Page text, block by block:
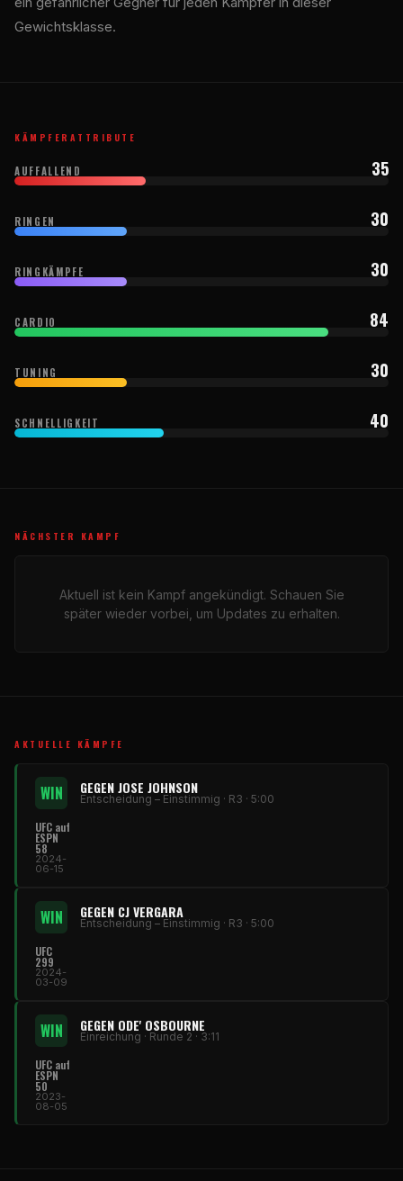
Gewichtsklasse.
KÄMPFERATTRIBUTE
AUFFALLEND 35
RINGEN 30
RINGKÄMPFE 30
CARDIO 84
TUNING 30
SCHNELLIGKEIT 40
NÄCHSTER KAMPF
Aktuell ist kein Kampf angekündigt. Schauen Sie
später wieder vorbei, um Updates zu erhalten.
AKTUELLE KÄMPFE
WIN GEGEN JOSE JOHNSON
Entscheidung – Einstimmig · R3 · 5:00
UFC auf
ESPN
58
2024-
06-15
WIN GEGEN CJ VERGARA
Entscheidung – Einstimmig · R3 · 5:00
UFC
299
2024-
03-09
WIN GEGEN ODE' OSBOURNE
Einreichung · Runde 2 · 3:11
UFC auf
ESPN
50
2023-
08-05